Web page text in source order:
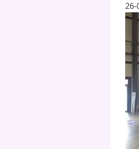
26-